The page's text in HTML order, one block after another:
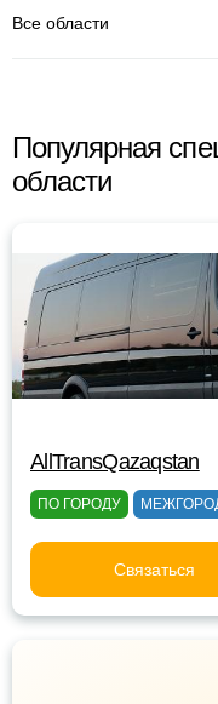
Все области
Популярная
области
AllTransQazaqstan
ПО ГОРОДУ
Связаться